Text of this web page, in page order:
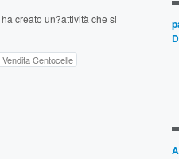
creato un?attività che si
Centocelle